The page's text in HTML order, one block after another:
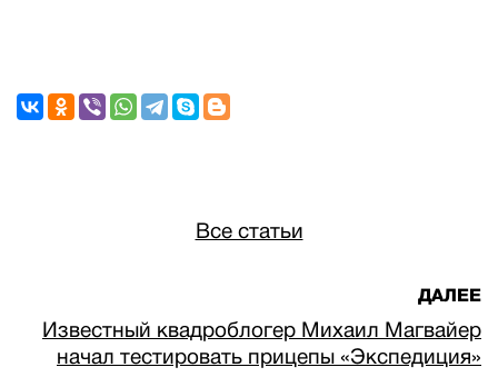
Все статьи
ДАЛЕЕ
Известный квадроблогер Михаил Магвайер
начал тестировать прицепы «Экспедиция»